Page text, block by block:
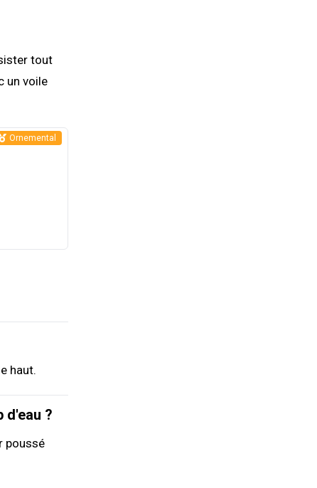
tout
un voile
Ornemental
haut.
d'eau ?
poussé